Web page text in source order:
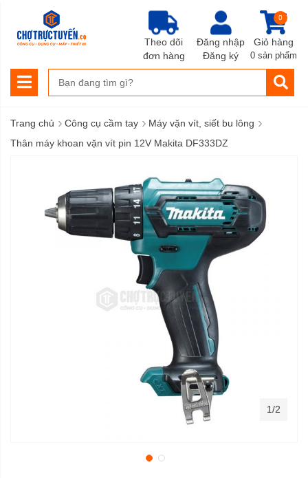
Đăng nhập
Đăng ký
Giỏ hàng
0
0 sản phẩm
Theo dõi
đơn hàng
Trang chủ › Công cụ cầm tay › Máy vặn vít, siết bu lông ›
Thân máy khoan vặn vít pin 12V Makita DF333DZ
1/2